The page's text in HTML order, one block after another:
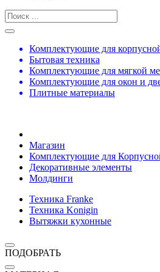
Комплектующие для
Бытовая техника
Комплектующие для мягкой
Комплектующие для окон и
Плитные материалы
Магазин
Комплектующие для
Декоративные элементы
Молдинги
Техника Franke
Техника Konigin
Вытяжки кухонные
ПОДОБРАТЬ